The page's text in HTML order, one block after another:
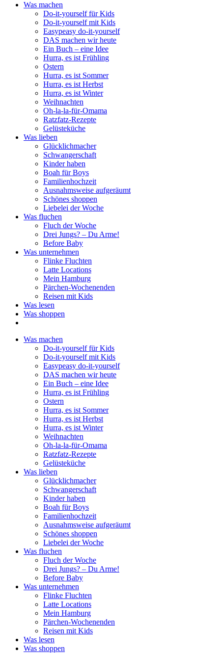
Was machen
Do-it-yourself für Kids
Do-it-yourself mit Kids
Easypeasy do-it-yourself
DAS machen wir heute
Ein Buch – eine Idee
Hurra, es ist Frühling
Ostern
Hurra, es ist Sommer
Hurra, es ist Herbst
Hurra, es ist Winter
Weihnachten
Oh-la-la-für-Omama
Ratzfatz-Rezepte
Gelüsteküche
Was lieben
Glücklichmacher
Schwangerschaft
Kinder haben
Boah für Boys
Familienhochzeit
Ausnahmsweise aufgeräumt
Schönes shoppen
Liebelei der Woche
Was fluchen
Fluch der Woche
Drei Jungs? – Du Arme!
Before Baby
Was unternehmen
Flinke Fluchten
Latte Locations
Mein Hamburg
Pärchen-Wochenenden
Reisen mit Kids
Was lesen
Was shoppen
Was machen
Do-it-yourself für Kids
Do-it-yourself mit Kids
Easypeasy do-it-yourself
DAS machen wir heute
Ein Buch – eine Idee
Hurra, es ist Frühling
Ostern
Hurra, es ist Sommer
Hurra, es ist Herbst
Hurra, es ist Winter
Weihnachten
Oh-la-la-für-Omama
Ratzfatz-Rezepte
Gelüsteküche
Was lieben
Glücklichmacher
Schwangerschaft
Kinder haben
Boah für Boys
Familienhochzeit
Ausnahmsweise aufgeräumt
Schönes shoppen
Liebelei der Woche
Was fluchen
Fluch der Woche
Drei Jungs? – Du Arme!
Before Baby
Was unternehmen
Flinke Fluchten
Latte Locations
Mein Hamburg
Pärchen-Wochenenden
Reisen mit Kids
Was lesen
Was shoppen